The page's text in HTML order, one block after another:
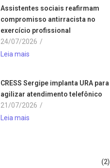
Assistentes sociais reafirmam
compromisso antirracista no
exercício profissional
24/07/2026 /
Leia mais
CRESS Sergipe implanta URA para
agilizar atendimento telefônico
21/07/2026 /
Leia mais
(2)